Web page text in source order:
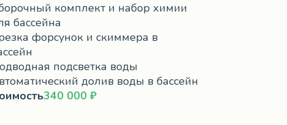
комплект и набор химии
бассейна
форсунок и скиммера в
подсветка воды
долив воды в бассейн
340 000 ₽